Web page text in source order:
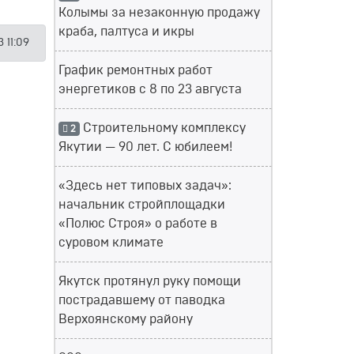
11:09
Колымы за незаконную продажу
краба, палтуса и икры
График ремонтных работ
энергетиков с 8 по 23 августа
2 Строительному комплексу
Якутии — 90 лет. С юбилеем!
«Здесь нет типовых задач»:
начальник стройплощадки
«Полюс Строя» о работе в
суровом климате
Якутск протянул руку помощи
пострадавшему от паводка
Верхоянскому району